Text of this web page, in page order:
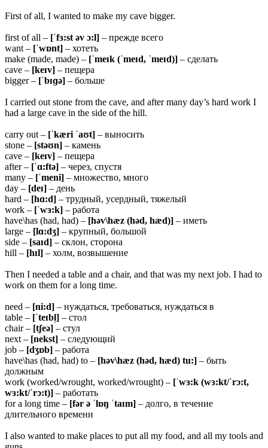
First of all, I wanted to make my cave bigger.
first of all – [ˈfɜ:st əv ɔ:l] – прежде всего
want – [ˈwɒnt] – хотеть
make (made, made) – [ˈmeɪk (ˈmeɪd, ˈmeɪd)] – сделать
cave – [keɪv] – пещера
bigger – [ˈbɪɡə] – больше
I carried out stone from the cave, and after many day’s hard work I
had a large cave in the side of the hill.
carry out – [ˈkæri ˈaʊt] – выносить
stone – [stəʊn] – камень
cave – [keɪv] – пещера
after – [ˈɑ:ftə] – через, спустя
many – [ˈmeni] – множество, много
day – [deɪ] – день
hard – [hɑ:d] – трудный, усердный, тяжелый
work – [ˈwɜ:k] – работа
have\has (had, had) – [həv\hæz (həd, hæd)] – иметь
large – [lɑ:dʒ] – крупный, большой
side – [saɪd] – склон, сторона
hill – [hɪl] – холм, возвышение
Then I needed a table and a chair, and that was my next job. I had to
work on them for a long time.
need – [ni:d] – нуждаться, требоваться, нуждаться в
table – [ˈteɪbl̩] – стол
chair – [tʃeə] – стул
next – [nekst] – следующий
job – [dʒɒb] – работа
have\has (had, had) to – [həv\hæz (həd, hæd) tu:] – быть
должным
work (worked/wrought, worked/wrought) – [ˈwɜ:k (wɜ:kt/ˈrɔ:t,
wɜ:kt/ˈrɔ:t)] – работать
for a long time – [fər ə ˈlɒŋ ˈtaɪm] – долго, в течение
длительного времени
I also wanted to make places to put all my food, and all my tools and